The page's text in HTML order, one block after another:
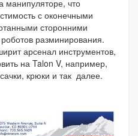
манипуляторе, что
с оконечными
сторонними
разминирования.
арсенал инструментов,
на Talon V, например,
крюки и так далее.